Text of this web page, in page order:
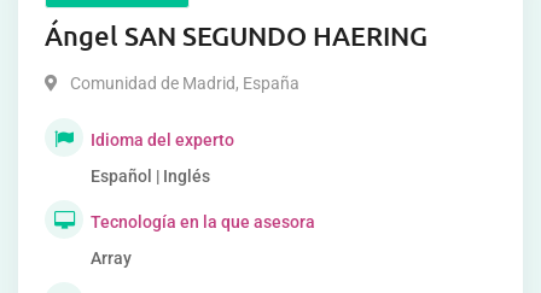
Ángel SAN SEGUNDO HAERING
Comunidad de Madrid, España
Idioma del experto
Español | Inglés
Tecnología en la que asesora
Array